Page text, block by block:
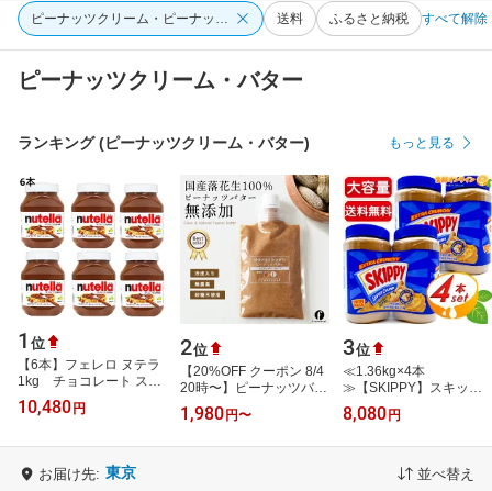
ピーナッツクリーム・ピーナッツバター 送料 ふるさと納税 すべて解除
ピーナッツクリーム・バター
ランキング (ピーナッツクリーム・バター) もっと見る
1 位
【6本】フェレロ ヌテラ
1kg チョコレート スプ
レッド ココア入り ヘー
ゼルナッツスプレッド チ
10,480 円
2位
【20%OFF クーポン 8/4
20時〜】ピーナッツバタ
ー 無糖 国産 無添加 無農
薬 落花生使用 渋皮のま
1,980 円〜
3位
≪1.36kg×4本
≫【SKIPPY】スキッピ
ー ピーナッツバター ス
ーパーチャンク（粒入
8,080 円
お届け先: 東京 並べ替え